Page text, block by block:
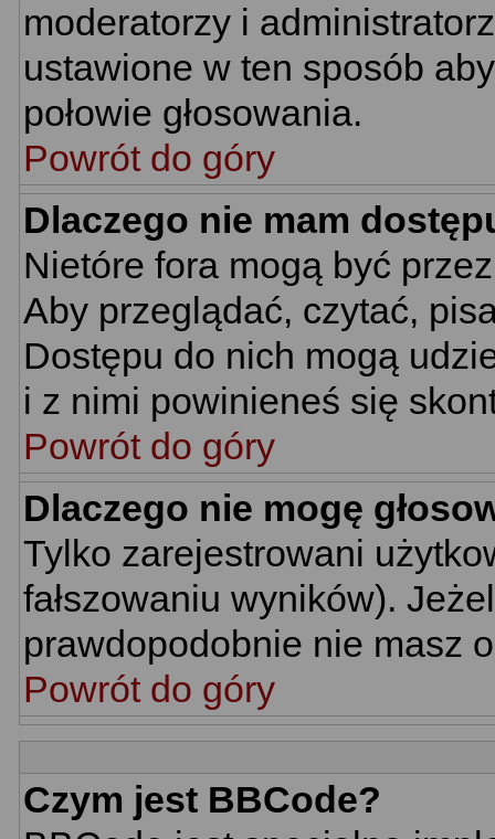
moderatorzy i
ustawione w ten sposób
połowie głosowania.
Powrót do góry
Dlaczego nie mam
Nietóre fora mogą być
Aby przeglądać, czytać,
Dostępu do nich mogą
i z nimi powinieneś się
Powrót do góry
Dlaczego nie mogę
Tylko zarejestrowani
fałszowaniu wyników).
prawdopodobnie nie masz
Powrót do góry
Czym jest BBCode?